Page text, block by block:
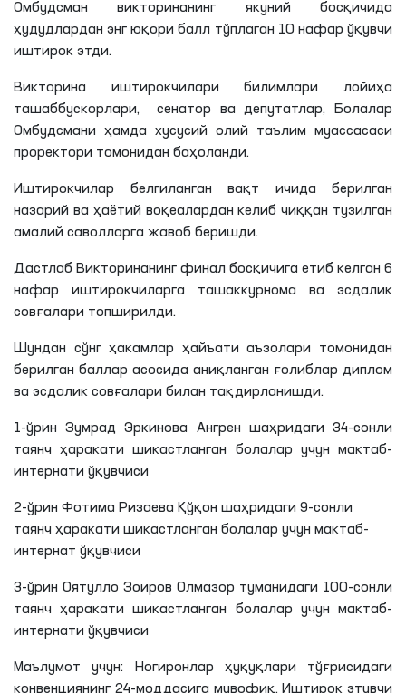
Омбудсман викторинанинг якуний босқичида
ҳудудлардан энг юқори балл тўплаган 10 нафар ўқувчи
иштирок этди.
Викторина иштирокчилари билимлари лойиҳа
ташаббускорлари, сенатор ва депутатлар, Болалар
Омбудсмани ҳамда хусусий олий таълим муассасаси
проректори томонидан баҳоланди.
Иштирокчилар белгиланган вақт ичида берилган
назарий ва ҳаётий воқеалардан келиб чиққан тузилган
амалий саволларга жавоб беришди.
Дастлаб Викторинанинг финал босқичига етиб келган 6
нафар иштирокчиларга ташаккурнома ва эсдалик
совғалари топширилди.
Шундан сўнг ҳакамлар ҳайъати аъзолари томонидан
берилган баллар асосида аниқланган ғолиблар диплом
ва эсдалик совғалари билан тақдирланишди.
1-ўрин ЗумрадЭркинова Ангрен шаҳридаги 34-сонли
таянч ҳаракати шикастланган болалар учун мактаб-
интернати ўқувчиси
2-ўрин Фотима Ризаева Қўқон шаҳридаги 9-сонли
таянч ҳаракати шикастланган болалар учун мактаб-
интернат ўқувчиси
3-ўрин Оятулло Зоиров Олмазор туманидаги 100-сонли
таянч ҳаракати шикастланган болалар учун мактаб-
интернати ўқувчиси
Маълумот учун: Ногиронлар ҳуқуқлари тўғрисидаги
конвенциянинг 24-моддасига мувофиқ, Иштирок этувчи